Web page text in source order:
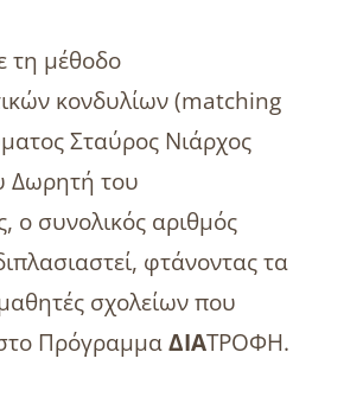
τη μέθοδο
κονδυλίων (matching
Σταύρος Νιάρχος
Δωρητή του
ο συνολικός αριθμός
φτάνοντας τα
σχολείων που
ΠρόγραμμαΔΙΑΤΡΟΦΗ.